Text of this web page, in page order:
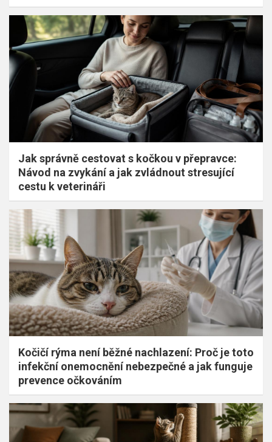
Jak správně cestovat s kočkou v přepravce:
Návod na zvykání a jak zvládnout stresující
cestu k veterináři
Kočičí rýma není běžné nachlazení: Proč je toto
infekční onemocnění nebezpečné a jak funguje
prevence očkováním